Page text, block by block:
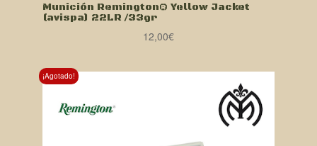
Munición Remington® Yellow Jacket
(avispa) 22LR /33gr
12,00€
¡Agotado!